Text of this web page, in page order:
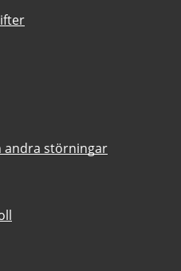
andra störningar